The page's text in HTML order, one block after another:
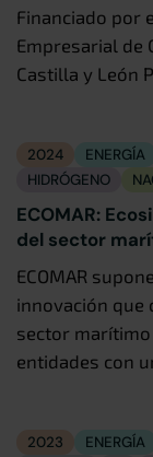
Financiado por
Empresarial de
Castilla y León
2024 ENERGÍA
HIDRÓGENO
ECOMAR:
del sector
ECOMAR
innovación que
sector
entidades con
2023 ENERGÍA